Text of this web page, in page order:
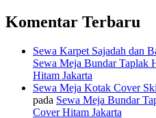
Komentar Terbaru
Sewa Karpet Sajadah dan
Sewa Meja Bundar Taplak
Hitam Jakarta
Sewa Meja Kotak Cover
pada Sewa Meja Bundar
Cover Hitam Jakarta